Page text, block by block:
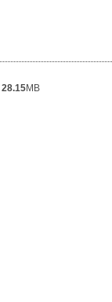
28.15MB